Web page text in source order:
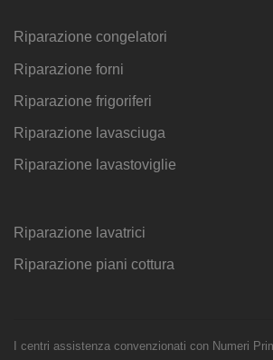
Riparazione congelatori
Riparazione forni
Riparazione frigoriferi
Riparazione lavasciuga
Riparazione lavastoviglie
Riparazione lavatrici
Riparazione piani cottura
I centri assistenza convenzionati con Numeri